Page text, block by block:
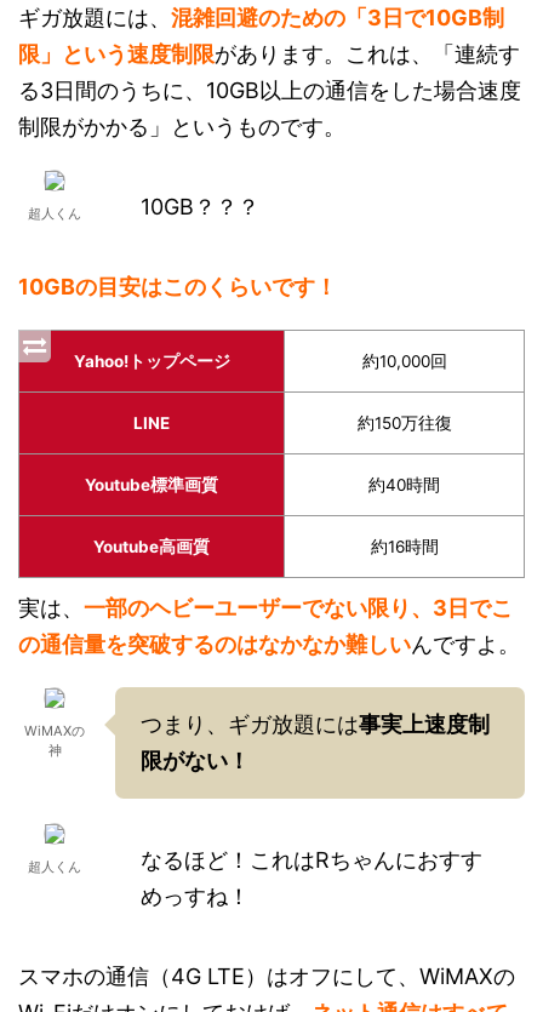
ギガ放題には、 混雑回避のための「3日で10GB制
限」という速度制限があります。これは、「連続す
る3日間のうちに、10GB以上の通信をした場合速度
制限がかかる」というものです。
超人くん 10GB？？？
10GBの目安はこのくらいです！
Yahoo!トップページ 約10,000回
LINE 約150万往復
Youtube標準画質 約40時間
Youtube高画質 約16時間
実は、 一部のヘビーユーザーでない限り、3日でこ
の通信量を突破するのはなかなか難しいんですよ。
WiMAXの
神
つまり、ギガ放題には事実上速度制
限がない！
超人くん
なるほど！これはRちゃんにおすす
めっすね！
スマホの通信（4G LTE）はオフにして、WiMAXの